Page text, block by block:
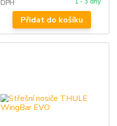
DPH
Přidat do košíku